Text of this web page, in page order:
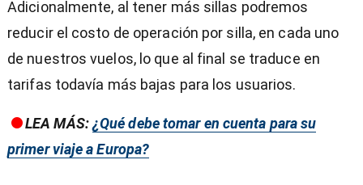
Adicionalmente, al tener más sillas podremos
reducir el costo de operación por silla, en cada uno
de nuestros vuelos, lo que al final se traduce en
tarifas todavía más bajas para los usuarios.
LEA MÁS:¿Qué debe tomar en cuenta para su
primer viaje a Europa?